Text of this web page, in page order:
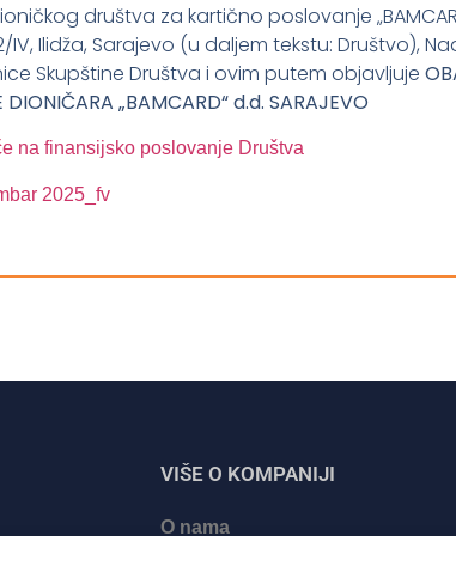
društva za kartično poslovanje
Ilidža, Sarajevo (u daljem tekstu: Društvo),
Skupštine Društva i ovim putem objavljuje
DIONIČARA „BAMCARD“ d.d. SARAJEVO
na finansijsko poslovanje Društva
2025_fv
VIŠE O KOMPANIJI
O nama